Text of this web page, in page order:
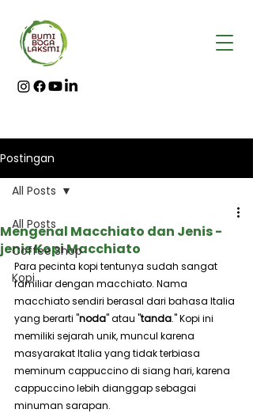
Postingan
All Posts
Coffee Shop
Kopi
All Posts
Mengenal Macchiato dan Jenis -
jenis Kopi Macchiato
Para pecinta kopi tentunya sudah sangat
familiar dengan macchiato. Nama
macchiato sendiri berasal dari bahasa Italia
yang berarti "noda" atau "tanda." Kopi ini
memiliki sejarah unik, muncul karena
masyarakat Italia yang tidak terbiasa
meminum cappuccino di siang hari, karena
cappuccino lebih dianggap sebagai
minuman sarapan.